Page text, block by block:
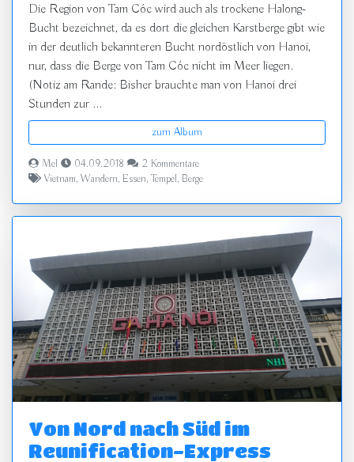
Die Region von Tam Cóc wird auch als trockene Halong-
Bucht bezeichnet, da es dort die gleichen Karstberge gibt wie
in der deutlich bekannteren Bucht nordöstlich von Hanoi,
nur, dass die Berge von Tam Cóc nicht im Meer liegen.
(Notiz am Rande: Bisher brauchte man von Hanoi drei
Stunden zur ...
zum Album
Mel 04.09.2018
2 Kommentare
Vietnam, Wandern, Essen, Tempel, Berge
Von Nord nach Süd im
Reunification-Express